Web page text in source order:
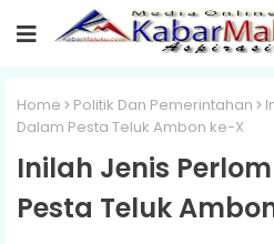
Home Politik Dan Pemerintahan
Dalam Pesta Teluk Ambon ke-X
Inilah Jenis
Pesta Teluk